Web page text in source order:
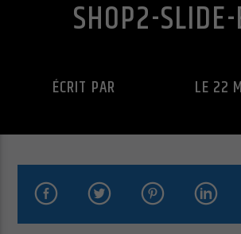
EN CE MOMENT
STREET LIFE
SHOP2-
ÉCRIT PAR LE 22